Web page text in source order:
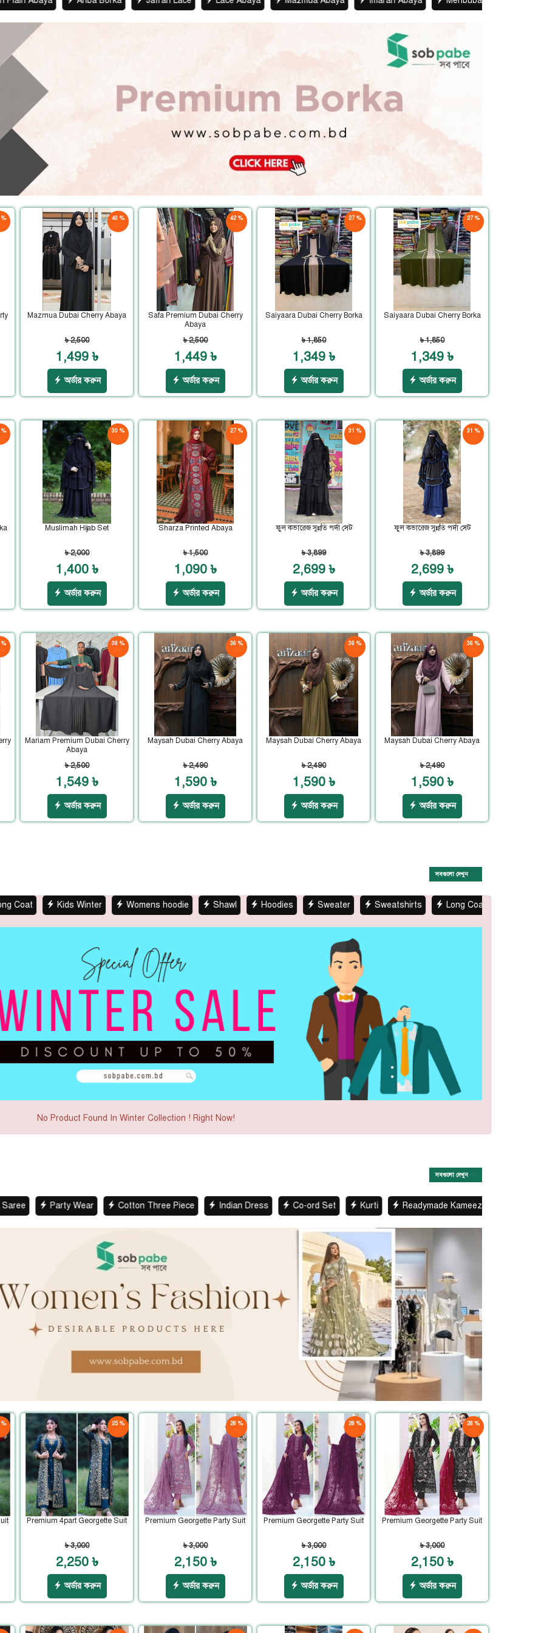
%
40 %
Mazmua Dubai Cherry Abaya
৳ 2,500
1,499 ৳
অর্ডার করুন
42 %
Safa Premium Dubai Cherry
Abaya
৳ 2,500
1,449 ৳
অর্ডার করুন
27 %
Saiyaara Dubai Cherry Borka
৳ 1,850
1,349 ৳
অর্ডার করুন
27 %
Saiyaara Dubai Cherry Borka
৳ 1,850
1,349 ৳
অর্ডার করুন
%
30 %
Muslimah Hijab Set
৳ 2,000
1,400 ৳
অর্ডার করুন
27 %
Sharza Printed Abaya
৳ 1,500
1,090 ৳
অর্ডার করুন
31 %
ফুল কভারেজ সুন্নতি পর্দা সেট
৳ 3,899
2,699 ৳
অর্ডার করুন
31 %
ফুল কভারেজ সুন্নতি পর্দা সেট
৳ 3,899
2,699 ৳
অর্ডার করুন
%
38 %
Mariam Premium Dubai Cherry
Abaya
৳ 2,500
1,549 ৳
অর্ডার করুন
36 %
Maysah Dubai Cherry Abaya
৳ 2,490
1,590 ৳
অর্ডার করুন
36 %
Maysah Dubai Cherry Abaya
৳ 2,490
1,590 ৳
অর্ডার করুন
36 %
Maysah Dubai Cherry Abaya
৳ 2,490
1,590 ৳
অর্ডার করুন
সবগুলো দেখুন
Kids Winter Womens hoodie Shawl Hoodies Sweater Sweatshirts Long Coat Kids Winter
No Product Found In Winter Collection ! Right Now!
সবগুলো দেখুন
Party Wear Cotton Three Piece Indian Dress Co-ord Set Kurti Readymade Kameez Gown
%
25 %
Premium 4part Georgette Suit
৳ 3,000
2,250 ৳
অর্ডার করুন
28 %
Premium Georgette Party Suit
৳ 3,000
2,150 ৳
অর্ডার করুন
28 %
Premium Georgette Party Suit
৳ 3,000
2,150 ৳
অর্ডার করুন
28 %
Premium Georgette Party Suit
৳ 3,000
2,150 ৳
অর্ডার করুন